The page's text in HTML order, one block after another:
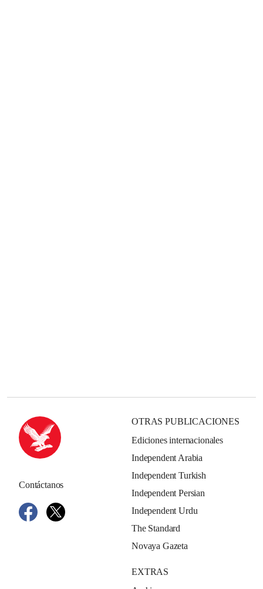
Contáctanos
OTRAS PUBLICACIONES
Ediciones internacionales
Independent Arabia
Independent Turkish
Independent Persian
Independent Urdu
The Standard
Novaya Gazeta
EXTRAS